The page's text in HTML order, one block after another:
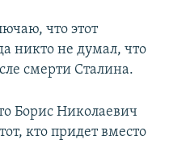
что этот
никто не думал, что
смерти Сталина.
Борис Николаевич
кто придет вместо